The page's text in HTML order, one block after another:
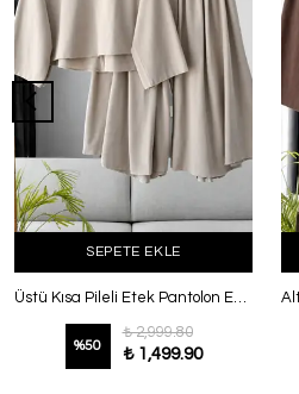
SEPETE EKLE
Üstü Kısa Pileli Etek Pantolon Eslem Keten Takım Taş
%50
₺ 2,999.80
₺ 1,499.90